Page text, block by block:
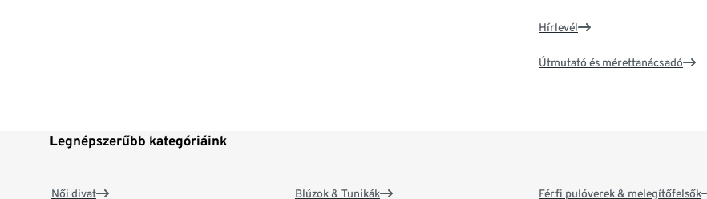
Hírlevél
Útmutató és mérettanácsadó
Legnépszerűbb kategóriáink
Női divat Blúzok & Tunikák Férfi pulóverek & melegítőfelsők